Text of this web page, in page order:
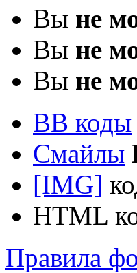
Вы не
Вы не
Вы не
BB коды
Смайлы
[IMG]
HTML
Правила